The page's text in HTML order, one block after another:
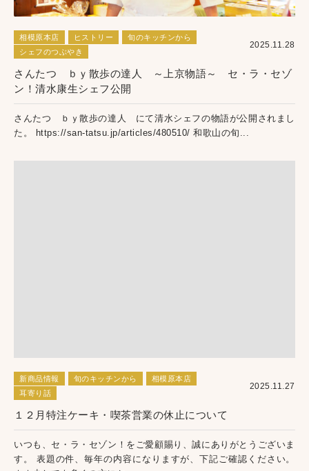
相模原本店 ヒストリー
旬のキッチンから
シェフのつぶやき
2025.11.28
さんたつ ｂｙ散歩の達人 ～上京物語～ セ・ラ・セゾ
ン！清水康生シェフ公開
さんたつ ｂｙ散歩の達人 にて清水シェフの物語が公開されまし
た。 https://san-tatsu.jp/articles/480510/ 和歌山の旬...
新商品情報 旬のキッチンから
相模原本店
耳寄り話
2025.11.27
１２月特注ケーキ・喫茶営業の休止について
いつも、セ・ラ・セゾン！をご愛顧賜り、誠にありがとうございま
す。 表題の件、毎年の内容になりますが、下記ご確認ください。